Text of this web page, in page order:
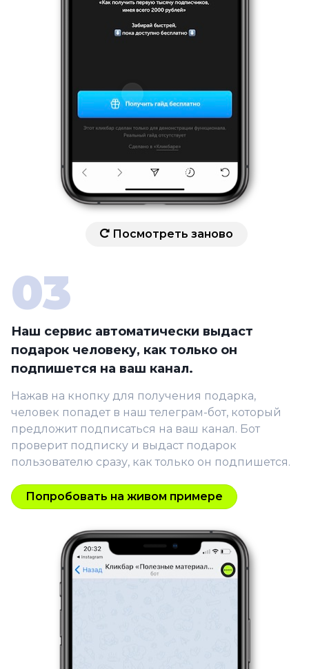
Посмотреть заново
Наш сервис автоматически выдаст
подарок человеку, как только он
подпишется на ваш канал.
Нажав на кнопку для получения подарка,
человек попадет в наш телеграм-бот, который
предложит подписаться на ваш канал. Бот
проверит подписку и выдаст подарок
пользователю сразу, как только он подпишется.
Попробовать на живом примере